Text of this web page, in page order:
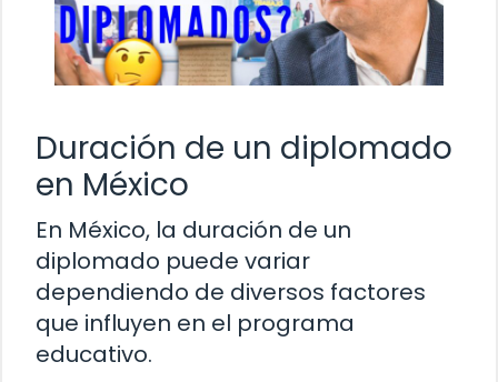
Duración de un diplomado
en México
En México, la duración de un
diplomado puede variar
dependiendo de diversos factores
que influyen en el programa
educativo.